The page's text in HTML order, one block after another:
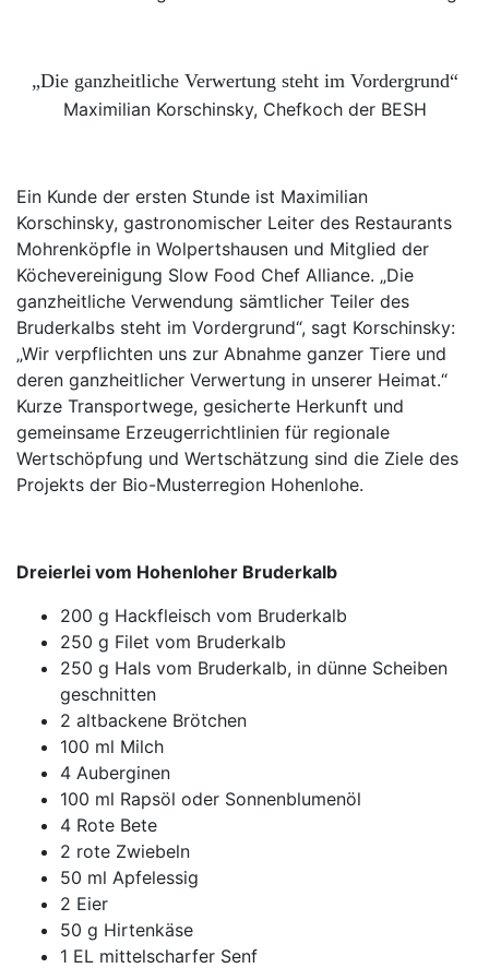
„Die ganzheitliche Verwertung steht im Vordergrund“
Maximilian Korschinsky, Chefkoch der BESH
Ein Kunde der ersten Stunde ist Maximilian
Korschinsky, gastronomischer Leiter des Restaurants
Mohrenköpfle in Wolpertshausen und Mitglied der
Köchevereinigung Slow Food Chef Alliance. „Die
ganzheitliche Verwendung sämtlicher Teiler des
Bruderkalbs steht im Vordergrund“, sagt Korschinsky:
„Wir verpflichten uns zur Abnahme ganzer Tiere und
deren ganzheitlicher Verwertung in unserer Heimat.“
Kurze Transportwege, gesicherte Herkunft und
gemeinsame Erzeugerrichtlinien für regionale
Wertschöpfung und Wertschätzung sind die Ziele des
Projekts der Bio-Musterregion Hohenlohe.
Dreierlei vom Hohenloher Bruderkalb
200 g Hackfleisch vom Bruderkalb
250 g Filet vom Bruderkalb
250 g Hals vom Bruderkalb, in dünne Scheiben
geschnitten
2 altbackene Brötchen
100 ml Milch
4 Auberginen
100 ml Rapsöl oder Sonnenblumenöl
4 Rote Bete
2 rote Zwiebeln
50 ml Apfelessig
2 Eier
50 g Hirtenkäse
1 EL mittelscharfer Senf